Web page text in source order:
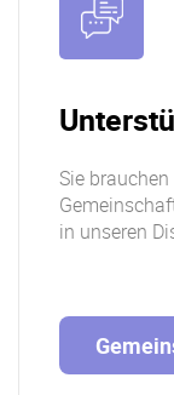
Sie
in unseren